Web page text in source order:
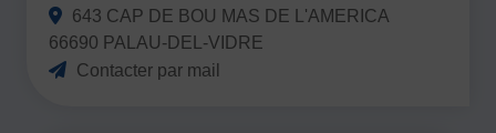
643 CAP DE BOU MAS DE L'AMERICA
66690 PALAU-DEL-VIDRE
Contacter par mail